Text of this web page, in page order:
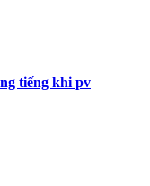
tiếng khi pv